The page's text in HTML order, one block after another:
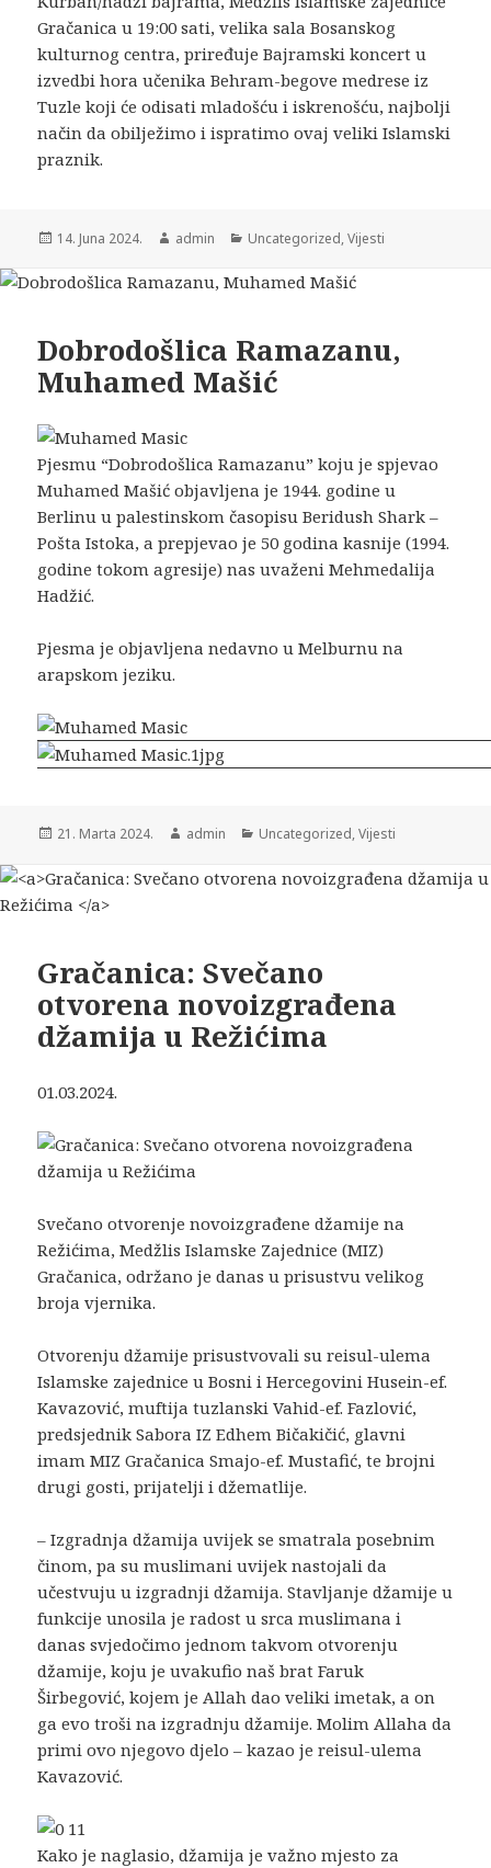
Gračanica u 19:00 sati, velika sala Bosanskog
kulturnog centra, priređuje Bajramski koncert u
izvedbi hora učenika Behram-begove medrese iz
Tuzle koji će odisati mladošću i iskrenošću, najbolji
način da obilježimo i ispratimo ovaj veliki Islamski
praznik.
14. Juna 2024. admin Uncategorized,Vijesti
Dobrodošlica Ramazanu,
Muhamed Mašić
Pjesmu “Dobrodošlica Ramazanu” koju je spjevao
Muhamed Mašić objavljena je 1944. godine u
Berlinu u palestinskom časopisu Beridush Shark –
Pošta Istoka, a prepjevao je 50 godina kasnije (1994.
godine tokom agresije) nas uvaženi Mehmedalija
Hadžić.
Pjesma je objavljena nedavno u Melburnu na
arapskom jeziku.
21. Marta 2024. admin Uncategorized,Vijesti
Gračanica: Svečano
otvorena novoizgrađena
džamija u Režićima
01.03.2024.
Svečano otvorenje novoizgrađene džamije na
Režićima, Medžlis Islamske Zajednice (MIZ)
Gračanica, održano je danas u prisustvu velikog
broja vjernika.
Otvorenju džamije prisustvovali su reisul-ulema
Islamske zajednice u Bosni i Hercegovini Husein-ef.
Kavazović, muftija tuzlanski Vahid-ef. Fazlović,
predsjednik Sabora IZ Edhem Bičakičić, glavni
imam MIZ Gračanica Smajo-ef. Mustafić, te brojni
drugi gosti, prijatelji i džematlije.
– Izgradnja džamija uvijek se smatrala posebnim
činom, pa su muslimani uvijek nastojali da
učestvuju u izgradnji džamija. Stavljanje džamije u
funkcije unosila je radost u srca muslimana i
danas svjedočimo jednom takvom otvorenju
džamije, koju je uvakufio naš brat Faruk
Širbegović, kojem je Allah dao veliki imetak, a on
ga evo troši na izgradnju džamije. Molim Allaha da
primi ovo njegovo djelo – kazao je reisul-ulema
Kavazović.
Kako je naglasio, džamija je važno mjesto za